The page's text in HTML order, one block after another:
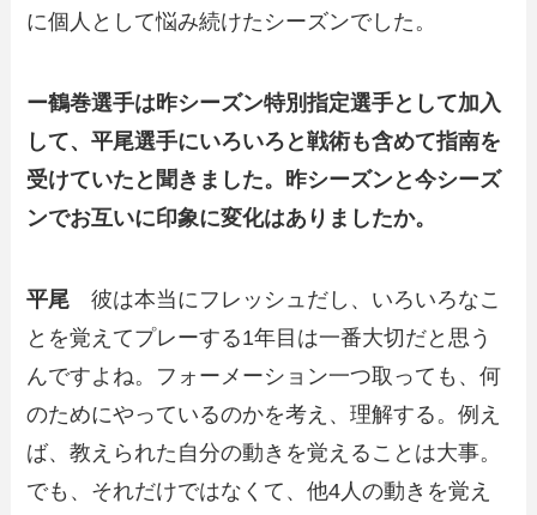
に個人として悩み続けたシーズンでした。
ー鶴巻選手は昨シーズン特別指定選手として加入
して、平尾選手にいろいろと戦術も含めて指南を
受けていたと聞きました。昨シーズンと今シーズ
ンでお互いに印象に変化はありましたか。
平尾 彼は本当にフレッシュだし、いろいろなこ
とを覚えてプレーする1年目は一番大切だと思う
んですよね。フォーメーション一つ取っても、何
のためにやっているのかを考え、理解する。例え
ば、教えられた自分の動きを覚えることは大事。
でも、それだけではなくて、他4人の動きを覚え